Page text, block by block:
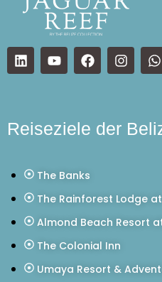
Reiseziele der
The Banks
The Rainforest Lodge
Almond Beach Resort
The Colonial Inn
Umaya Resort &